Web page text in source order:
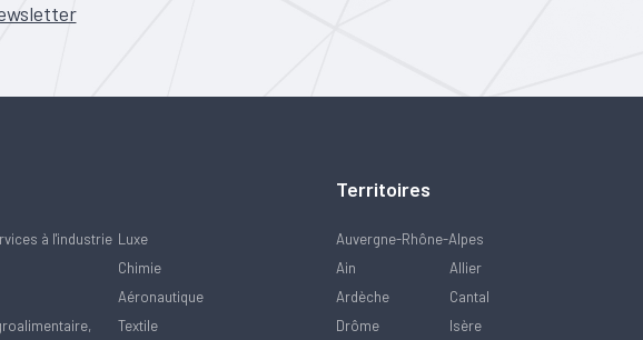
à l'industrie Luxe
Chimie
Aéronautique
Textile
Territoires
Auvergne-Rhône-Alpes
Ain
Allier
Ardèche
Cantal
Drôme
Isère